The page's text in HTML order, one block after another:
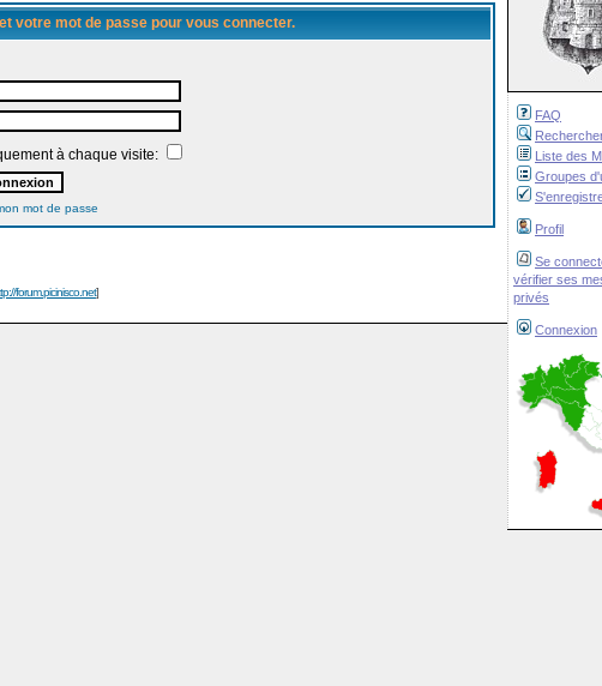
FAQ
Liste des
Groupes
Profil
Se
vérifier ses
privés
Connexion
votre mot de passe pour vous connecter.
à chaque visite:
mot de passe
forum.picinisco.net]